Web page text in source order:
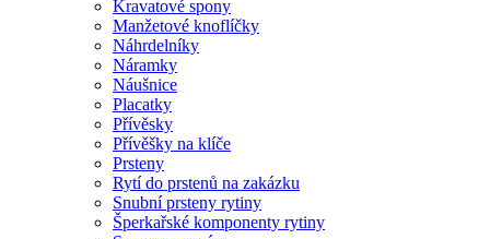
Kravatové spony
Manžetové knoflíčky
Náhrdelníky
Náramky
Náušnice
Placatky
Přívěsky
Přívěšky na klíče
Prsteny
Rytí do prstenů na zakázku
Snubní prsteny rytiny
Šperkařské komponenty rytiny